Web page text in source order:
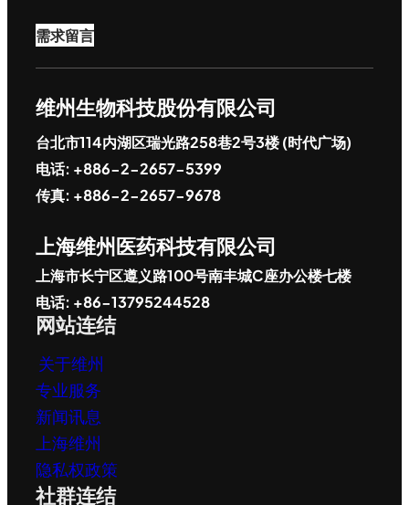
需求留言
维州生物科技股份有限公司
台北市114内湖区瑞光路258巷2号3楼 (时代广场)
电话: +886-2-2657-5399
传真: +886-2-2657-9678
上海维州医药科技有限公司
上海市长宁区遵义路100号南丰城C座办公楼七楼
电话: +86-13795244528
网站连结
关于维州
专业服务
新闻讯息
上海维州
隐私权政策
社群连结